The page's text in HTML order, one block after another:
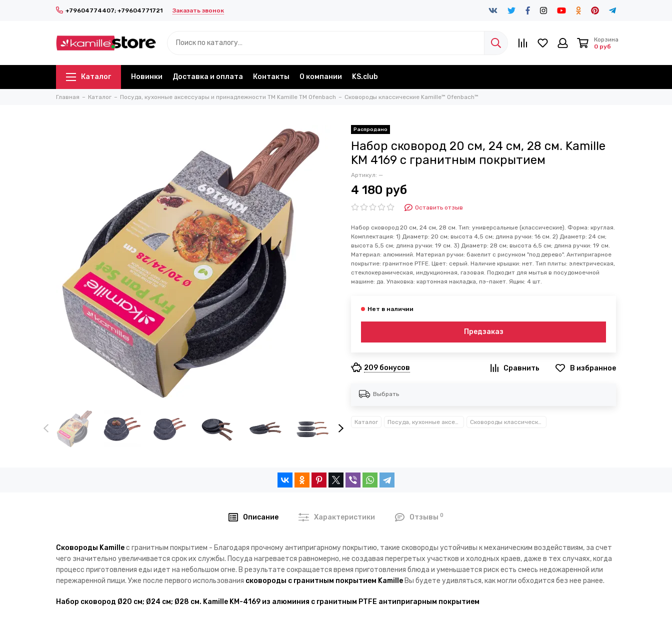
+79604774407; +79604771721 Заказать звонок
Корзина
0 руб
Каталог Новинки Доставка и оплата Контакты О компании KS.club
Главная Каталог Посуда, кухонные аксессуары и принадлежности TM Kamille TM Ofenbach Сковороды классические Kamille™ Ofenbach™
Набор сковород 20 см, 24 см, 28 см. Kamille
KM 4169 с гранитным покрытием
Артикул: —
4 180 руб
Оставить отзыв
Набор сковород 20 см, 24 см, 28 см. Тип: универсальные (классические). Форма: круглая.
Комплектация: 1) Диаметр: 20 см; высота 4,5 см; длина ручки: 16 см. 2) Диаметр: 24 см;
высота 5,5 см; длина ручки: 19 см. 3) Диаметр: 28 см; высота 6,5 см; длина ручки: 19 см.
Материал: алюминий. Материал ручки: бакелит с рисунком "под дерево". Антипригарное
покрытие: гранитное PTFE. Цвет: серый. Наличие крышки: нет. Тип плиты: электрическая,
стеклокерамическая, индукционная, газовая. Подходит для мытья в посудомоечной
машине: да. Упаковка: картонная накладка, пэ-пакет. Ящик: 4 шт.
Предзаказ
209 бонусов В избранное
Выбрать
Каталог Посуда, кухонные аксессуары и принадлежности TM Kamille TM Ofenbach Сковороды классические Kamille™ Ofenbach™
Описание Характеристики Отзывы 0
Сковороды Kamilleс гранитным покрытием - Благодаря прочному антипригарному покрытию, такие сковороды устойчивы к механическим воздействиям, за счет
чего значительно увеличивается срок их службы. Посуда нагревается равномерно, не создавая перегретых участков и холодных краев, даже в тех случаях, когда
процесс приготовления еды идет на небольшом огне. В результате сокращается время приготовления блюда и уменьшается риск есть смесь недожаренной или
пережаренной пищи. Уже после первого использования сковороды с гранитным покрытием KamilleВы будете удивляться, как могли обходится без нее ранее.
Набор сковород Ø20 см; Ø24 см; Ø28 см. Kamille KM-4169 из алюминия с гранитным PTFE антипригарным покрытием